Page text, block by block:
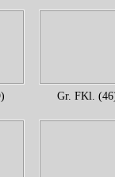
Gr. FKl.